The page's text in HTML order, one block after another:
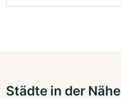
Städte in der Nähe